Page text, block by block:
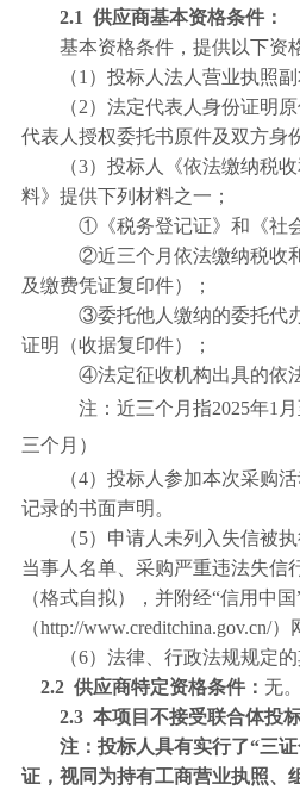
2.1 供应商基本资格条件：
基本资格条件，提供以下资
（1 ） 投标人法人营业执照副
（2）法定代表人身份证明
代表人授权委托书原件及双方身
（3）投标人《依法缴纳税
料》提供下列材料之一；
①《税务登记证》和《社
②近三个月依法缴纳税收
及缴费凭证复印件）；
③委托他人缴纳的委托代
证明（收据复印件）；
④法定征收机构出具的依
注：近三个月指2025年1
三个月）
（4）投标人参加本次采购
记录的书面声明。
（5）申请人未列入失信被
当事人名单、采购严重违法失信
（格式自拟），并附经“信用中国
（http://www.creditchina.gov.cn/）
（6）法律、行政法规规定
2.2 供应商特定资格条件： 无。
2.3 本项目不接受联合体投标
注：投标人具有实行了“三
证，视同为持有工商营业执照、